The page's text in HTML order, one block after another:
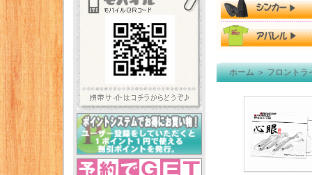
ホーム＞フロントラ